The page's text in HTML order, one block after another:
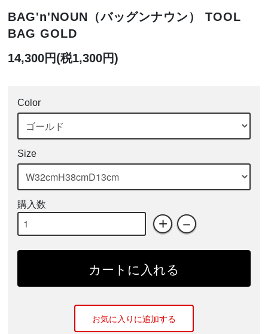
BAG'n'NOUN（バッグンナウン） TOOL
BAG GOLD
14,300円(税1,300円)
Color
Size
購入数
+ －
カートに入れる
お気に入りに追加する